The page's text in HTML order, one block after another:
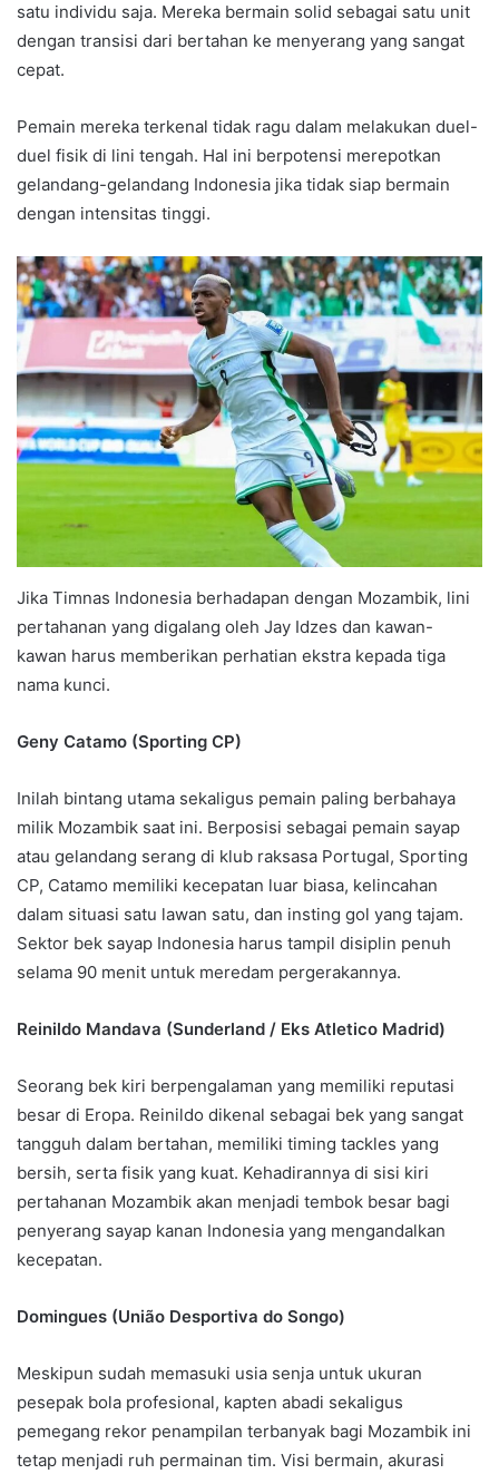
satu individu saja. Mereka bermain solid sebagai satu unit
dengan transisi dari bertahan ke menyerang yang sangat
cepat.
Pemain mereka terkenal tidak ragu dalam melakukan duel-
duel fisik di lini tengah. Hal ini berpotensi merepotkan
gelandang-gelandang Indonesia jika tidak siap bermain
dengan intensitas tinggi.
Jika Timnas Indonesia berhadapan dengan Mozambik, lini
pertahanan yang digalang oleh Jay Idzes dan kawan-
kawan harus memberikan perhatian ekstra kepada tiga
nama kunci.
Geny Catamo (Sporting CP)
Inilah bintang utama sekaligus pemain paling berbahaya
milik Mozambik saat ini. Berposisi sebagai pemain sayap
atau gelandang serang di klub raksasa Portugal, Sporting
CP, Catamo memiliki kecepatan luar biasa, kelincahan
dalam situasi satu lawan satu, dan insting gol yang tajam.
Sektor bek sayap Indonesia harus tampil disiplin penuh
selama 90 menit untuk meredam pergerakannya.
Reinildo Mandava (Sunderland / Eks Atletico Madrid)
Seorang bek kiri berpengalaman yang memiliki reputasi
besar di Eropa. Reinildo dikenal sebagai bek yang sangat
tangguh dalam bertahan, memiliki timing tackles yang
bersih, serta fisik yang kuat. Kehadirannya di sisi kiri
pertahanan Mozambik akan menjadi tembok besar bagi
penyerang sayap kanan Indonesia yang mengandalkan
kecepatan.
Domingues (União Desportiva do Songo)
Meskipun sudah memasuki usia senja untuk ukuran
pesepak bola profesional, kapten abadi sekaligus
pemegang rekor penampilan terbanyak bagi Mozambik ini
tetap menjadi ruh permainan tim. Visi bermain, akurasi